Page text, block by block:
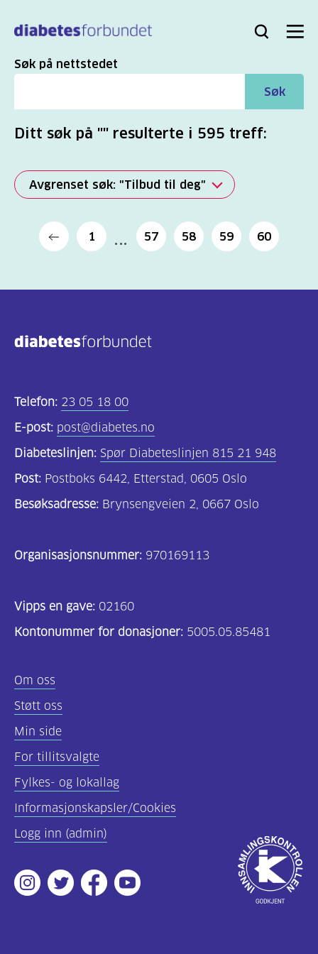
hovedinnhold
Bli
Logg
Søk Meny
Søk
Søk på nettstedet
Søk
Ditt søk på "" resulterte i 595 treff:
Avgrenset søk: "Tilbud til deg"
Alle
(2821)
(863)
og
Tilbud
(595)
(316)
helsepersonell
(169)
innhold
(68)
Diabetes
type
1
(56)
Diabetes
2
1 57 58 59 60
Telefon: 23 05 18 00
E-post: post@diabetes.no
Diabeteslinjen: Spør Diabeteslinjen 815 21 948
Post: Postboks 6442, Etterstad, 0605 Oslo
Besøksadresse: Brynsengveien 2, 0667 Oslo
Organisasjonsnummer: 970169113
Vipps en gave: 02160
Kontonummer for donasjoner: 5005.05.85481
Om oss
Støtt oss
Min side
For tillitsvalgte
Fylkes- og lokallag
Informasjonskapsler/Cookies
Logg inn (admin)
Instagram
TwitterFacebookYoutube
Godkjent
av